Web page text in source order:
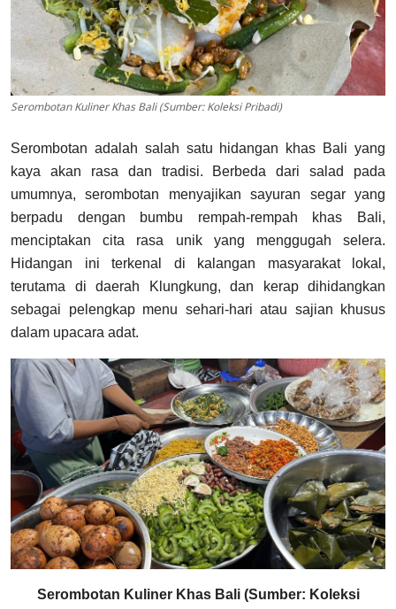
Serombotan Kuliner Khas Bali (Sumber: Koleksi Pribadi)
Serombotan adalah salah satu hidangan khas Bali yang
kaya akan rasa dan tradisi. Berbeda dari salad pada
umumnya, serombotan menyajikan sayuran segar yang
berpadu dengan bumbu rempah-rempah khas Bali,
menciptakan cita rasa unik yang menggugah selera.
Hidangan ini terkenal di kalangan masyarakat lokal,
terutama di daerah Klungkung, dan kerap dihidangkan
sebagai pelengkap menu sehari-hari atau sajian khusus
dalam upacara adat.
Serombotan Kuliner Khas Bali (Sumber: Koleksi